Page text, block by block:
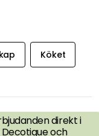
Köket
&
direkt i
Decotique och